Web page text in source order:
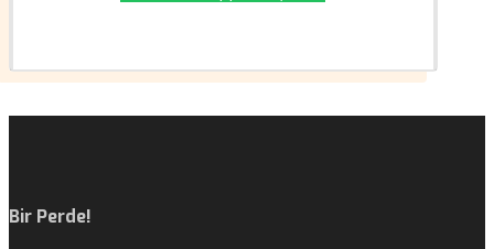
Bir Perde!